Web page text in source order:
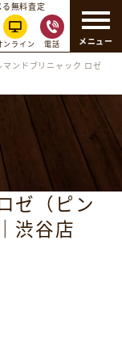
メニュー
る無料査定
ンライン 電話
マンドブリニャック ロゼ
ゼ（ピン
渋谷店